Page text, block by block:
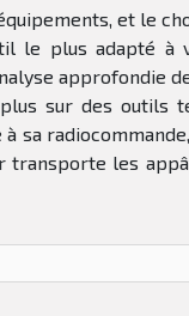
et le
le plus adapté à
approfondie
sur des outils
sa
transporte les